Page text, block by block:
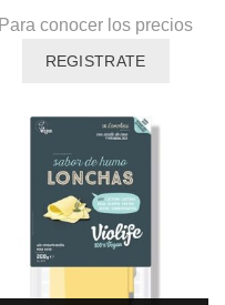
Para conocer los precios
REGISTRATE